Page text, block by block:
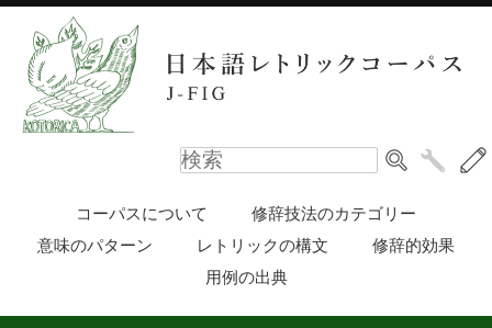
コーパスについて
修辞技法のカテゴリー
意味のパターン
レトリックの構文
修辞的効果
用例の出典